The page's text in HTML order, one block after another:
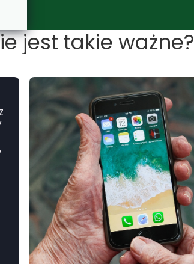
jest takie ważne?